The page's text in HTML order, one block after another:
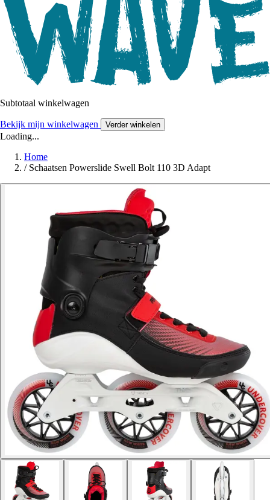
Subtotaal winkelwagen
Bekijk mijn winkelwagen Verder winkelen
Loading...
Home
/ Schaatsen Powerslide Swell Bolt 110 3D Adapt